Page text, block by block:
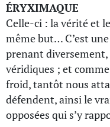
ÉRYXIMAQUE
Celle-ci : la vérité et
même but… C’est
prenant
véridiques ; et
froid, tantôt nous
défendent, ainsi le
opposées qui s’y